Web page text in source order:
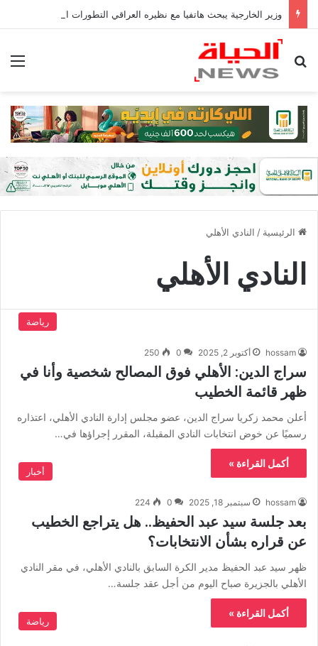
بحث عن
الرئيسية / النادي الأهلي
النادي الأهلي
رياضة
hossam أكتوبر 2, 2025 0
250
سراج الدين: الأهلي فوق المصالح شخصية وأنا في
ظهر قائمة الخطيب
أعلن محمد زكريا سراج الدين، عضو مجلس إدارة النادي الأهلي، اعتذاره
رسميًا عن خوض انتخابات النادي المقبلة، المقرر إجراؤها في…
أكمل القراءة »
أخبار
hossam سبتمبر 18, 2025 0
224
بعد جلسة سيد عبد الحفيظ.. هل يتراجع الخطيب
عن قراره بشأن الانتخابات؟
ظهر سيد عبد الحفيظ مدير الكرة السابق بالنادي الأهلي، في مقر النادي
الأهلي بالجزيرة صباح اليوم من أجل عقد جلسة…
أكمل القراءة »
رياضة